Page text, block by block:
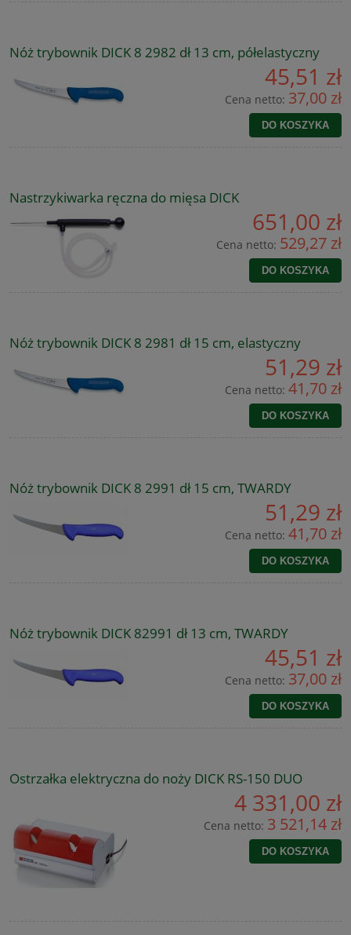
Nóż trybownik DICK 8 2982 dł 13 cm, półelastyczny
45,51 zł
Cena netto: 37,00 zł
DO KOSZYKA
Nastrzykiwarka ręczna do mięsa DICK
651,00 zł
Cena netto: 529,27 zł
DO KOSZYKA
Nóż trybownik DICK 8 2981 dł 15 cm, elastyczny
51,29 zł
Cena netto: 41,70 zł
DO KOSZYKA
Nóż trybownik DICK 8 2991 dł 15 cm, TWARDY
51,29 zł
Cena netto: 41,70 zł
DO KOSZYKA
Nóż trybownik DICK 82991 dł 13 cm, TWARDY
45,51 zł
Cena netto: 37,00 zł
DO KOSZYKA
Ostrzałka elektryczna do noży DICK RS-150 DUO
4 331,00 zł
Cena netto: 3 521,14 zł
DO KOSZYKA